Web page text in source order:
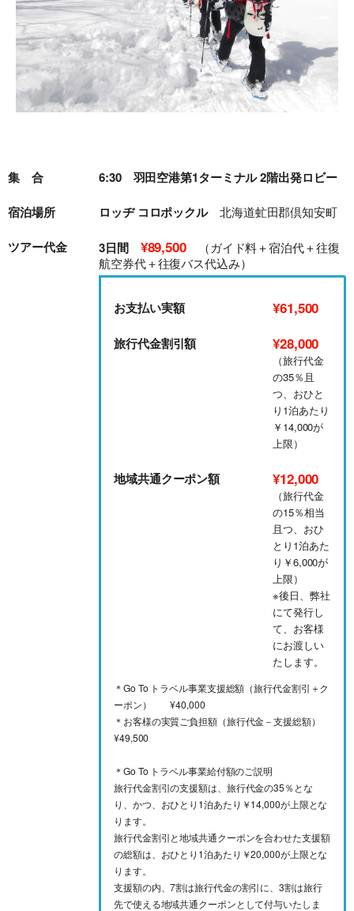
集 合
6:30 羽田空港第1ターミナル 2階出発ロビー
宿泊場所
ロッヂ コロポックル 北海道虻田郡倶知安町
ツアー代金 3日間 ¥89,500
（ガイド料＋宿泊代＋往復
航空券代＋往復バス代込み）
お支払い実額 ¥61,500
旅行代金割引額 ¥28,000
（旅行代金
の35％且
つ、おひと
り1泊あたり
￥14,000が
上限）
地域共通クーポン額 ¥12,000
（旅行代金
の15％相当
且つ、おひ
とり1泊あた
り￥6,000が
上限）
※後日、弊社
にて発行し
て、お客様
にお渡しい
たします。
＊Go To トラベル事業支援総額（旅行代金割引＋ク
ーポン） ¥40,000
＊お客様の実質ご負担額（旅行代金－支援総額）
¥49,500
＊Go To トラベル事業給付額のご説明
旅行代金割引の支援額は、旅行代金の35％とな
り、かつ、おひとり1泊あたり￥14,000が上限とな
ります。
旅行代金割引と地域共通クーポンを合わせた支援額
の総額は、おひとり1泊あたり￥20,000が上限とな
ります。
支援額の内、7割は旅行代金の割引に、3割は旅行
先で使える地域共通クーポンとして付与いたしま